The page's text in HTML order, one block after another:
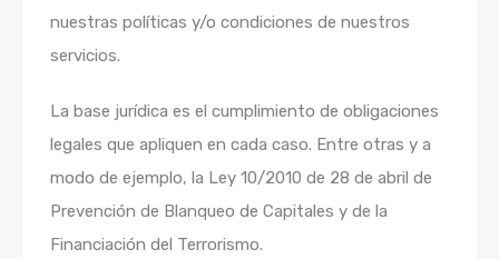
nuestras políticas y/o condiciones de nuestros
servicios.
La base jurídica es el cumplimiento de obligaciones
legales que apliquen en cada caso. Entre otras y a
modo de ejemplo, la Ley 10/2010 de 28 de abril de
Prevención de Blanqueo de Capitales y de la
Financiación del Terrorismo.